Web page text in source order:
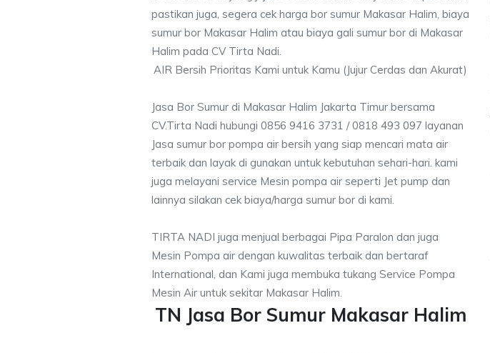
pastikan juga, segera cek harga bor sumur Makasar Halim, biaya
sumur bor Makasar Halim atau biaya gali sumur bor di Makasar
Halim pada CV Tirta Nadi.
AIR Bersih Prioritas Kami untuk Kamu (Jujur Cerdas dan Akurat)
Jasa Bor Sumur di Makasar Halim Jakarta Timur bersama
CV.Tirta Nadi hubungi 0856 9416 3731 / 0818 493 097 layanan
Jasa sumur bor pompa air bersih yang siap mencari mata air
terbaik dan layak di gunakan untuk kebutuhan sehari-hari. kami
juga melayani service Mesin pompa air seperti Jet pump dan
lainnya silakan cek biaya/harga sumur bor di kami.
TIRTA NADI juga menjual berbagai Pipa Paralon dan juga
Mesin Pompa air dengan kuwalitas terbaik dan bertaraf
International, dan Kami juga membuka tukang Service Pompa
Mesin Air untuk sekitar Makasar Halim.
TN Jasa Bor Sumur Makasar Halim